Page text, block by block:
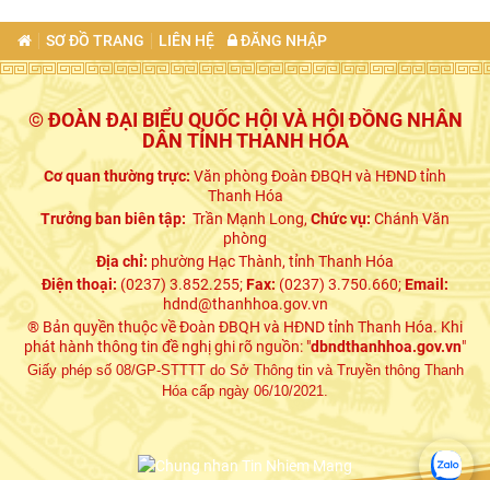
SƠ ĐỒ TRANG LIÊN HỆ ĐĂNG NHẬP
© ĐOÀN ĐẠI BIỂU QUỐC HỘI VÀ HỘI ĐỒNG NHÂN
DÂN TỈNH THANH HÓA
Cơ quan thường trực:Văn phòng Đoàn ĐBQH và HĐND tỉnh
Thanh Hóa
Trưởng ban biên tập: Trần Mạnh Long,Chức vụ:Chánh Văn
phòng
Địa chỉ: phường Hạc Thành, tỉnh Thanh Hóa
Điện thoại: (0237) 3.852.255;Fax:(0237) 3.750.660;Email:
hdnd@thanhhoa.gov.vn
® Bản quyền thuộc về Đoàn ĐBQH và HĐND tỉnh Thanh Hóa. Khi
phát hành thông tin đề nghị ghi rõ nguồn: "dbndthanhhoa.gov.vn"
Giấy phép số 08/GP-STTTT do Sở Thông tin và Truyền thông Thanh
Hóa cấp ngày 06/10/2021.